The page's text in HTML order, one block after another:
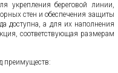
укрепления береговой линии,
стен и обеспечения защиты
доступна, а для их наполнения
соответствующая размерам
преимуществ: